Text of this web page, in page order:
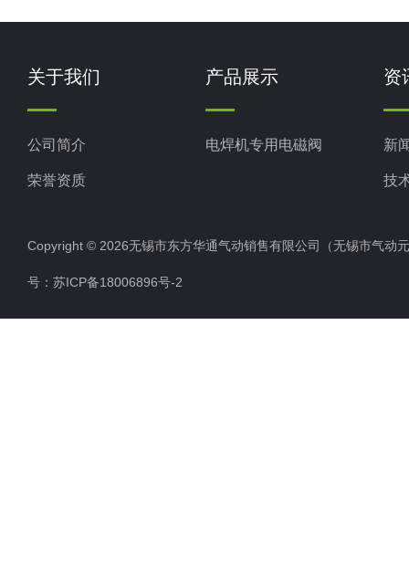
关于我们
公司简介
荣誉资质
产品展示
电焊机专用电磁阀
资
新
技
Copyright © 2026无锡市东方华通气动销售有限公司（无锡市气
号： 苏ICP备18006896号-2